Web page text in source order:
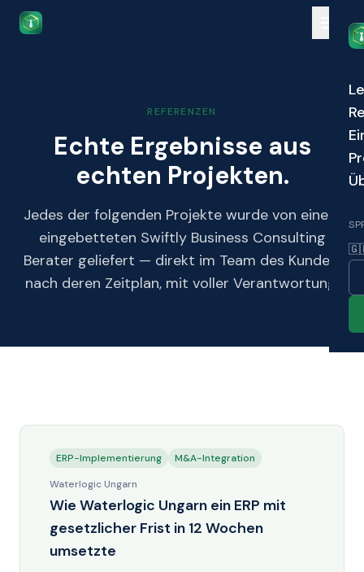
Skip to main content
REFERENZEN
Echte Ergebnisse aus
echten Projekten.
Jedes der folgenden Projekte wurde von einem
eingebetteten Swiftly Business Consulting
Berater geliefert — direkt im Team des Kunden,
nach deren Zeitplan, mit voller Verantwortung.
ERP-Implementierung
M&A-Integration
Waterlogic Ungarn
Wie Waterlogic Ungarn ein ERP mit
gesetzlicher Frist in 12 Wochen
umsetzte